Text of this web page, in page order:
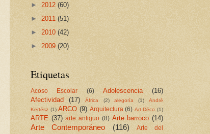
► 2012 (60)
► 2011 (51)
► 2010 (42)
► 2009 (20)
Etiquetas
Acoso Escolar (6) Adolescencia
(16)
Afectividad
(17) África (2) alegoría (1)
André
Kertész (1) ARCO (9) Arquitectura (6) Art Déco (1)
ARTE (37) arte antiguo (8) Arte barroco (14)
Arte Contemporáneo (116)
Arte del